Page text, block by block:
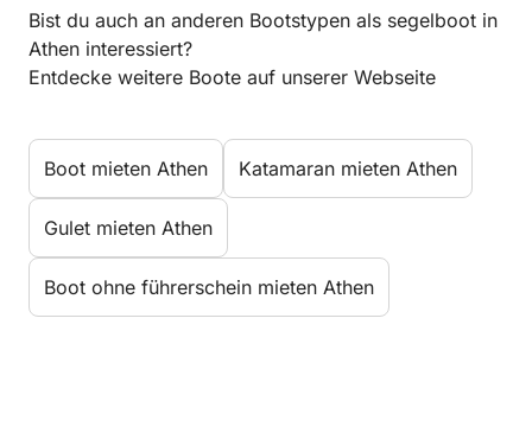
Bist du auch an anderen Bootstypen als segelboot in
Athen interessiert?
Entdecke weitere Boote auf unserer Webseite
Boot mieten Athen Katamaran mieten Athen
Gulet mieten Athen
Boot ohne führerschein mieten Athen